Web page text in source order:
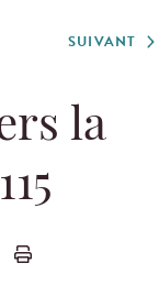
SUIVANT
la